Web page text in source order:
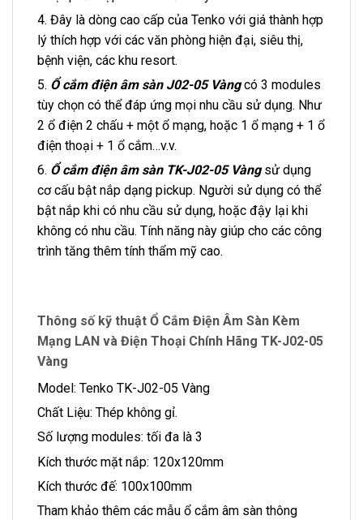
4. Đây là dòng cao cấp của Tenko với giá thành hợp
lý thích hợp với các văn phòng hiện đại, siêu thị,
bệnh viện, các khu resort.
5. Ổ cắm điện âm sàn J02-05 Vàngcó 3 modules
tùy chọn có thể đáp ứng mọi nhu cầu sử dụng. Như
2 ổ điện 2 chấu + một ổ mạng, hoặc 1 ổ mạng + 1 ổ
điện thoại + 1 ổ cắm…v.v.
6. Ổ cắm điện âm sàn TK-J02-05 Vàngsử dụng
cơ cấu bật nắp dạng pickup. Người sử dụng có thể
bật nắp khi có nhu cầu sử dụng, hoặc đậy lại khi
không có nhu cầu. Tính năng này giúp cho các công
trình tăng thêm tính thẩm mỹ cao.
Thông số kỹ thuật Ổ Cắm Điện Âm Sàn Kèm
Mạng LAN và Điện Thoại Chính Hãng TK-J02-05
Vàng
Model: Tenko TK-J02-05 Vàng
Chất Liệu: Thép không gỉ.
Số lượng modules: tối đa là 3
Kích thước mặt nắp: 120x120mm
Kích thước đế: 100x100mm
Tham khảo thêm các mẫu ổ cắm âm sàn thông